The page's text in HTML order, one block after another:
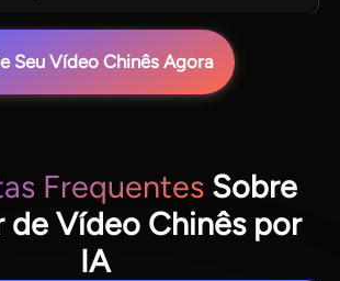
Seu Vídeo Chinês Agora
Frequentes Sobre
de Vídeo Chinês por
IA